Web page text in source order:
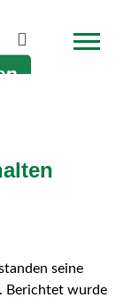
Suchbegriff
seine
Berichtet wurde